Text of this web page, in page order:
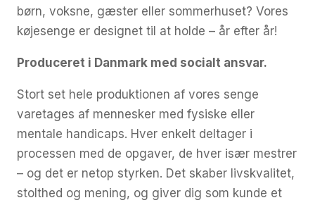
børn, voksne, gæster eller sommerhuset? Vores
køjesenge er designet til at holde – år efter år!
Produceret i Danmark med socialt ansvar.
Stort set hele produktionen af vores senge
varetages af mennesker med fysiske eller
mentale handicaps. Hver enkelt deltager i
processen med de opgaver, de hver især mestrer
– og det er netop styrken. Det skaber livskvalitet,
stolthed og mening, og giver dig som kunde et